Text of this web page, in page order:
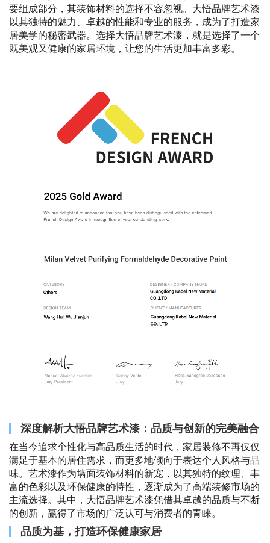
要组成部分，其装饰材料的选择不容忽视。大悟品牌艺术漆
以其独特的魅力、卓越的性能和专业的服务，成为了打造家
居美学的秘密武器。选择大悟品牌艺术漆，就是选择了一个
既美观又健康的家居环境，让您的生活更加丰富多彩。
深度解析大悟品牌艺术漆：品质与创新的完美融合
在当今追求个性化与高品质生活的时代，家居装修不再仅仅
满足于基本的居住需求，而更多地倾向于表达个人风格与品
味。艺术漆作为墙面装饰材料的新宠，以其独特的纹理、丰
富的色彩以及环保健康的特性，逐渐成为了高端装修市场的
主流选择。其中，大悟品牌艺术漆凭借其卓越的品质与不断
的创新，赢得了市场的广泛认可与消费者的青睐。
品质为基，打造环保健康家居